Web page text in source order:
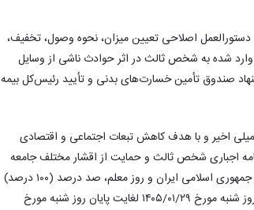
اداره کل روابط عمومی و امور بین‌الملل بیمه مرکزی، در اجرای بند «۱-۸» دستورالعمل اصلاحی تعیین میزان، نحوه وصول، تخفیف،
قانون بیمه اجباری خسارات وارد شده به شخص ثالث در اثر حوادث ناشی از وسایل
با پیشنهاد صندوق تأمین خسارت‌های بدنی و تأیید رئیس‌کل بیمه
اخیر و با هدف کاهش تبعات اجتماعی و اقتصادی
اجباری شخص ثالث و حمایت از اقشار مختلف جامعه
به‌ویژه گروه‌های آسیب‌پذیر و ترویج فرهنگ بیمه، به مناسبت بزرگداشت روز ارتش جمهوری اسلامی ایران و روز معلم، صد درصد (۱۰۰ درصد)
مبلغ جریمه مربوطه برای کلیه وسایل نقلیه موتوری زمینی و ریلی فاقد بیمه‌نامه، از روز شنبه مورخ ۱۴۰۵/۰۱/۲۹ لغایت پایان روز شنبه مورخ